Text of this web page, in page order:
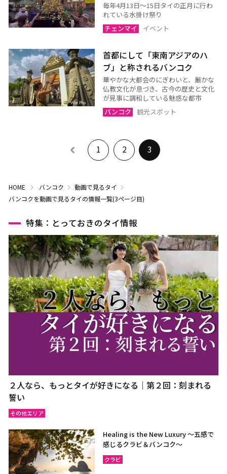
毎年4月13日～15日タイの正月に行わ
れている水掛け祭り
チェンマイ
イベント
首都にして「東南アジアのハ
ブ」と称されるバンコク
華やかな大都会のにぎわいと、厳かな
仏教文化が息づき、古今の歴史と文化
が見事に調和している魅惑な都市
バンコク
観光スポット
1 2 3
HOME バンコク
動画で見るタイ
バンコクを動画で見るタイの情報一覧(3ページ目)
特集：とっておきのタイ情報
２人なら、もっとタイが好きになる｜第２回：刻まれる
誓い
その他エリア
Healing is the New Luxury ～五感で
感じるクラビ＆バンコク～
クラビ